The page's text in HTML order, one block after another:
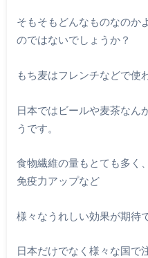
そもそもどんなものなのか
のではないでしょうか？
もち麦はフレンチなどで使
日本ではビールや麦茶なん
うです。
食物繊維の量もとても多く
免疫力アップなど
様々なうれしい効果が期待
日本だけでなく様々な国で